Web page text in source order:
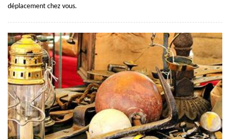
déplacement chez vous.